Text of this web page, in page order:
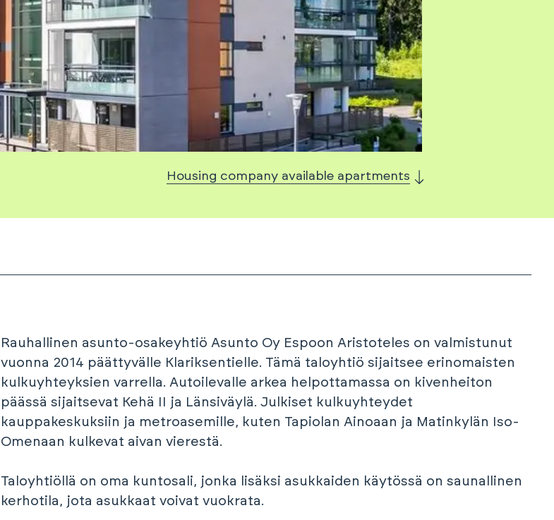
Housing company available apartments
Rauhallinen asunto-osakeyhtiö Asunto Oy Espoon Aristoteles on valmistunut
vuonna 2014 päättyvälle Klariksentielle. Tämä taloyhtiö sijaitsee erinomaisten
kulkuyhteyksien varrella. Autoilevalle arkea helpottamassa on kivenheiton
päässä sijaitsevat Kehä II ja Länsiväylä. Julkiset kulkuyhteydet
kauppakeskuksiin ja metroasemille, kuten Tapiolan Ainoaan ja Matinkylän Iso-
Omenaan kulkevat aivan vierestä.
Taloyhtiöllä on oma kuntosali, jonka lisäksi asukkaiden käytössä on saunallinen
kerhotila, jota asukkaat voivat vuokrata.